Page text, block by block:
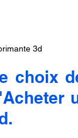
3d
choix